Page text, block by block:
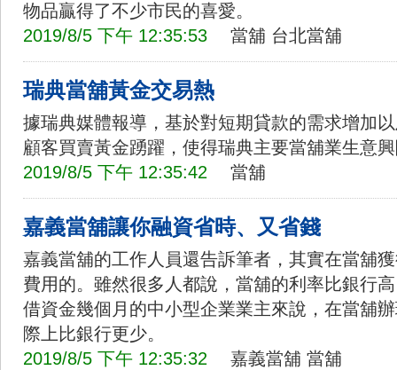
物品贏得了不少市民的喜愛。
2019/8/5 下午 12:35:53
當舖 台北當舖
瑞典當舖黃金交易熱
據瑞典媒體報導，基於對短期貸款的需求增加
顧客買賣黃金踴躍，使得瑞典主要當舖業生意
2019/8/5 下午 12:35:42
當舖
嘉義當舖讓你融資省時、又省錢
嘉義當舖的工作人員還告訴筆者，其實在當舖
費用的。雖然很多人都說，當舖的利率比銀行
借資金幾個月的中小型企業業主來說，在當舖
際上比銀行更少。
2019/8/5 下午 12:35:32
嘉義當舖 當舖